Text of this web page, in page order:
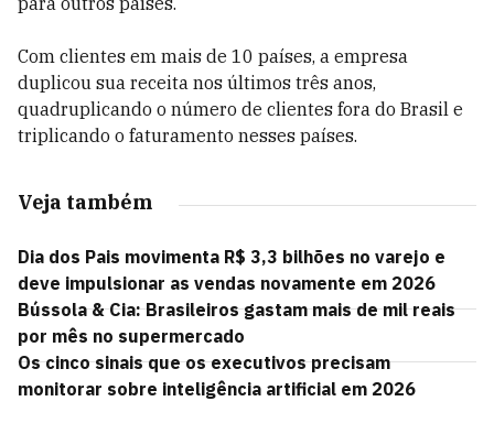
Com clientes em mais de 10 países, a empresa
duplicou sua receita nos últimos três anos,
quadruplicando o número de clientes fora do Brasil e
triplicando o faturamento nesses países.
Veja também
Dia dos Pais movimenta R$ 3,3 bilhões no varejo e
deve impulsionar as vendas novamente em 2026
Bússola & Cia: Brasileiros gastam mais de mil reais
por mês no supermercado
Os cinco sinais que os executivos precisam
monitorar sobre inteligência artificial em 2026